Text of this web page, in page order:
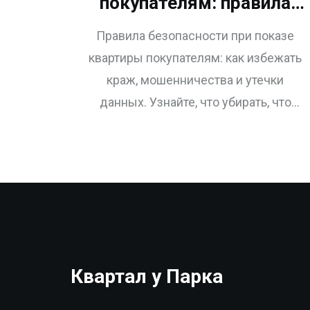
безопасности для
продавца
Правила безопасности при показе
квартиры покупателям: как избежать
краж, мошенничества и утечки
данных. Узнайте, что убирать, что
Квартал у Парка